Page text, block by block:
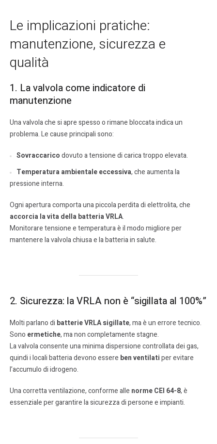
Le implicazioni pratiche:
manutenzione, sicurezza e
qualità
1. La valvola come indicatore di
manutenzione
Una valvola che si apre spesso o rimane bloccata indica un
problema. Le cause principali sono:
Sovraccaricodovuto a tensione di carica troppo elevata.
Temperatura ambientale eccessiva, che aumenta la
pressione interna.
Ogni apertura comporta una piccola perdita di elettrolita, che
accorcia la vita della batteria VRLA.
Monitorare tensione e temperatura è il modo migliore per
mantenere la valvola chiusa e la batteria in salute.
2. Sicurezza: la VRLA non è “sigillata al 100%”
Molti parlano di batterie VRLA sigillate, ma è un errore tecnico.
Sono ermetiche, ma non completamente stagne.
La valvola consente una minima dispersione controllata dei gas,
quindi i locali batteria devono essere ben ventilatiper evitare
l’accumulo di idrogeno.
Una corretta ventilazione, conforme alle norme CEI 64-8, è
essenziale per garantire la sicurezza di persone e impianti.